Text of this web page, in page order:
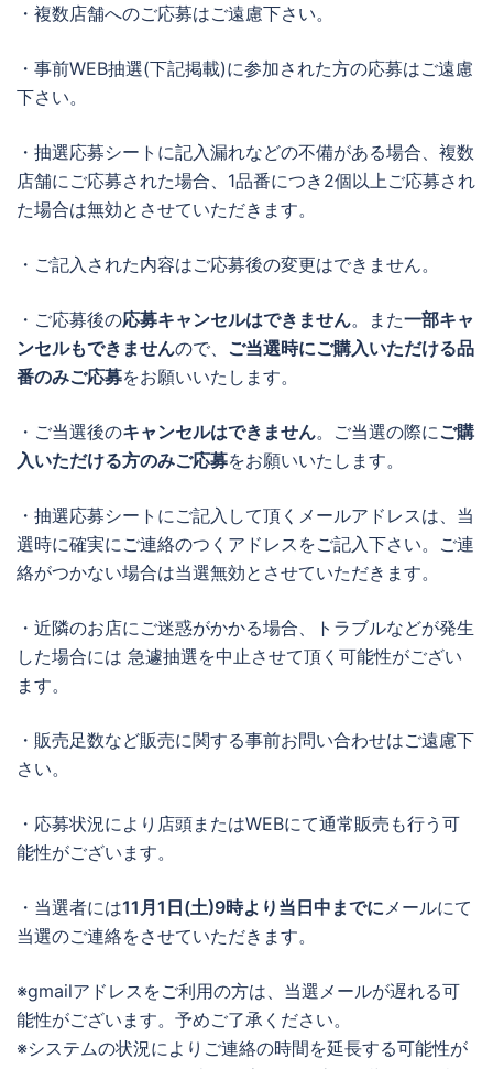
・複数店舗へのご応募はご遠慮下さい。
・事前WEB抽選(下記掲載)に参加された方の応募はご遠慮
下さい。
・抽選応募シートに記入漏れなどの不備がある場合、複数
店舗にご応募された場合、1品番につき2個以上ご応募され
た場合は無効とさせていただきます。
・ご記入された内容はご応募後の変更はできません。
・ご応募後の応募キャンセルはできません。また一部キャ
ンセルもできませんので、 ご当選時にご購入いただける品
番のみご応募をお願いいたします。
・ご当選後のキャンセルはできません。ご当選の際に ご購
入いただける方のみご応募をお願いいたします。
・抽選応募シートにご記入して頂くメールアドレスは、当
選時に確実にご連絡のつくアドレスをご記入下さい。ご連
絡がつかない場合は当選無効とさせていただきます。
・近隣のお店にご迷惑がかかる場合、トラブルなどが発生
した場合には 急遽抽選を中止させて頂く可能性がござい
ます。
・販売足数など販売に関する事前お問い合わせはご遠慮下
さい。
・応募状況により店頭またはWEBにて通常販売も行う可
能性がございます。
・当選者には11月1日(土)9時より当日中までに メールにて
当選のご連絡をさせていただきます。
※gmailアドレスをご利用の方は、当選メールが遅れる可
能性がございます。予めご了承ください。
※システムの状況によりご連絡の時間を延長する可能性が